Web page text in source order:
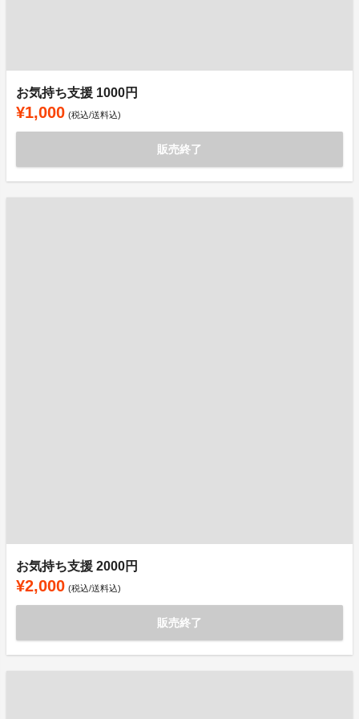
お気持ち支援 1000円
¥1,000 (税込/送料込)
販売終了
お気持ち支援 2000円
¥2,000 (税込/送料込)
販売終了